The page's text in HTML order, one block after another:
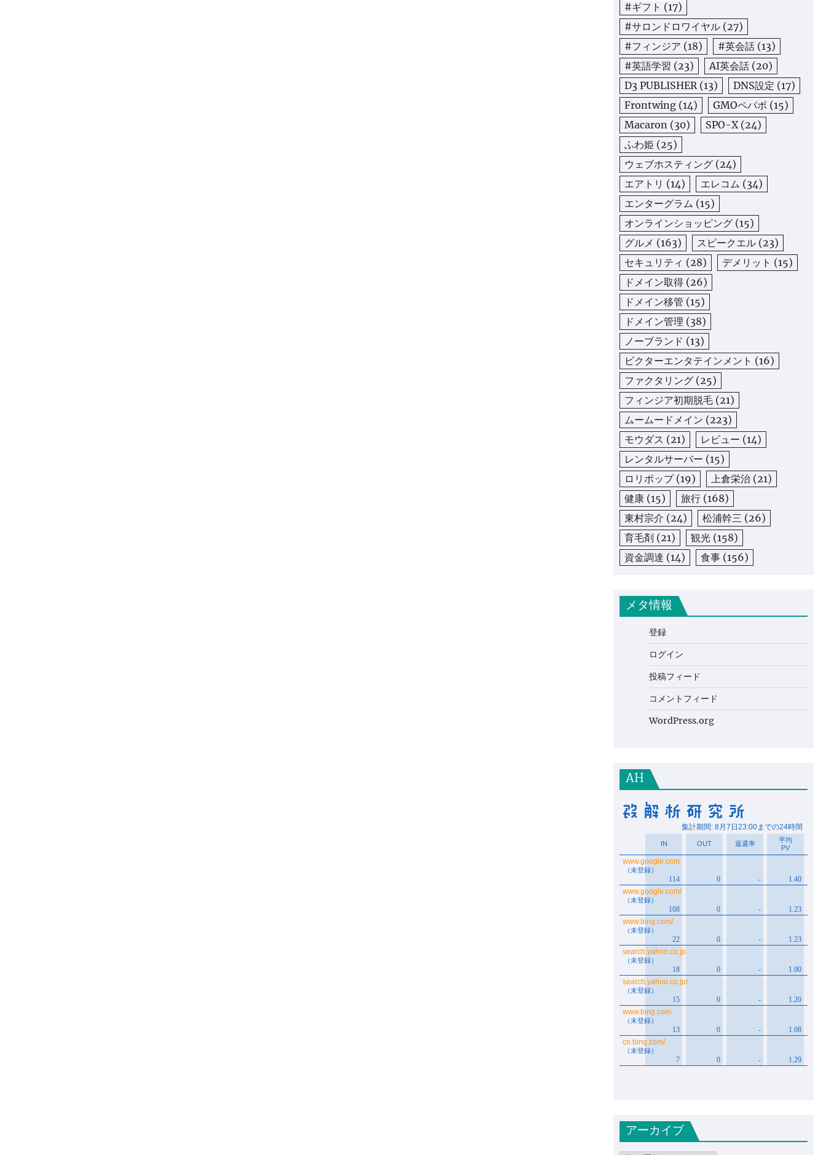
#ギフト (17)
#サロンドロワイヤル (27)
#フィンジア (18) #英会話 (13)
#英語学習 (23) AI英会話 (20)
D3 PUBLISHER(13) DNS設定 (17)
Frontwing (14) GMOペパボ (15)
Macaron (30) SPO-X(24)
ふわ姫 (25)
ウェブホスティング (24)
エアトリ (14) エレコム (34)
エンターグラム (15)
オンラインショッピング (15)
グルメ (163) スピークエル (23)
セキュリティ (28) デメリット (15)
ドメイン取得 (26)
ドメイン移管 (15)
ドメイン管理 (38)
ノーブランド (13)
ビクターエンタテインメント (16)
ファクタリング (25)
フィンジア初期脱毛 (21)
ムームードメイン (223)
モウダス (21) レビュー (14)
レンタルサーバー (15)
ロリポップ(19) 上倉栄治 (21)
健康 (15) 旅行 (168)
東村宗介 (24) 松浦幹三 (26)
育毛剤 (21) 観光 (158)
資金調達 (14) 食事 (156)
メタ情報
登録
ログイン
投稿フィード
コメントフィード
WordPress.org
AH
アーカイブ